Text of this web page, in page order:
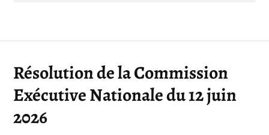
Résolution de la Commission
Exécutive Nationale du 12 juin
2026